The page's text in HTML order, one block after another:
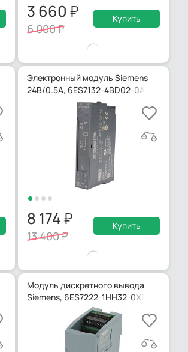
3 660
6 000
Купить
Электронный модуль Siemens
24В/0.5А, 6ES7132-4BD02-0AA0
8 174
13 400
Купить
Модуль дискретного вывода
Siemens, 6ES7222-1HH32-0XB0